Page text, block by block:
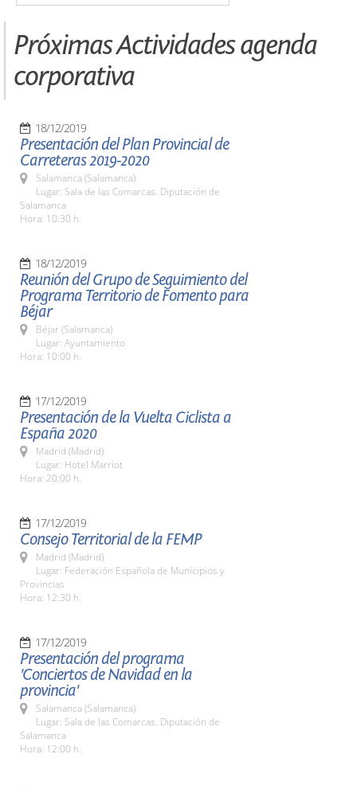
Próximas Actividades agenda
corporativa
18/12/2019
Presentación del Plan Provincial de
Carreteras 2019-2020
Salamanca (Salamanca)
Lugar: Sala de las Comarcas. Diputación de
Salamanca
Hora: 10:30 h.
18/12/2019
Reunión del Grupo de Seguimiento del
Programa Territorio de Fomento para
Béjar
Béjar (Salamanca)
Lugar: Ayuntamiento
Hora: 10:00 h.
17/12/2019
Presentación de la Vuelta Ciclista a
España 2020
Madrid (Madrid)
Lugar: Hotel Marriot
Hora: 20:00 h.
17/12/2019
Consejo Territorial de la FEMP
Madrid (Madrid)
Lugar: Federación Española de Municipios y
Provincias
Hora: 12:30 h.
17/12/2019
Presentación del programa
'Conciertos de Navidad en la
provincia'
Salamanca (Salamanca)
Lugar: Sala de las Comarcas. Diputación de
Salamanca
Hora: 12:00 h.